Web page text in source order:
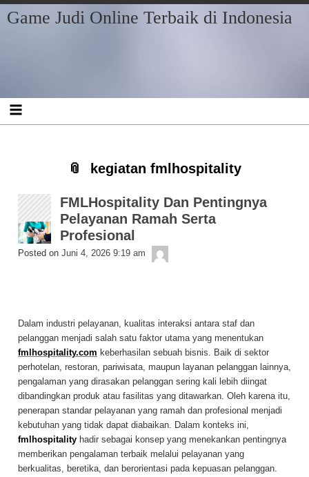
Skip
to
Skip
to
Skip
to
Skip
to
Skip
to
Skip
to
Skip
to
Game Judi Online Terbaik di Indonesia
kegiatan fmlhospitality
FMLHospitality Dan Pentingnya
Pelayanan Ramah Serta
Profesional
Posted on Juni 4, 2026 9:19 am
Dalam industri pelayanan, kualitas interaksi antara staf dan
pelanggan menjadi salah satu faktor utama yang menentukan
fmlhospitality.com keberhasilan sebuah bisnis. Baik di sektor
perhotelan, restoran, pariwisata, maupun layanan pelanggan lainnya,
pengalaman yang dirasakan pelanggan sering kali lebih diingat
dibandingkan produk atau fasilitas yang ditawarkan. Oleh karena itu,
penerapan standar pelayanan yang ramah dan profesional menjadi
kebutuhan yang tidak dapat diabaikan. Dalam konteks ini,
fmlhospitality hadir sebagai konsep yang menekankan pentingnya
memberikan pengalaman terbaik melalui pelayanan yang
berkualitas, beretika, dan berorientasi pada kepuasan pelanggan.